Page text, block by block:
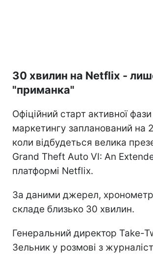
30 хвилин на Netflix -
"приманка"
Офіційний старт активної фази
маркетингу запланований на
коли відбудеться велика
Grand Theft Auto VI: An
платформі Netflix.
За даними джерел,
складе близько 30 хвилин.
Генеральний директор Take-
Зельник у розмові з